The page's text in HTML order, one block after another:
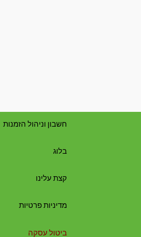
חשבון וניהול הזמנות
בלוג
קצת עלינו
מדיניות פרטיות
ביטול עסקה